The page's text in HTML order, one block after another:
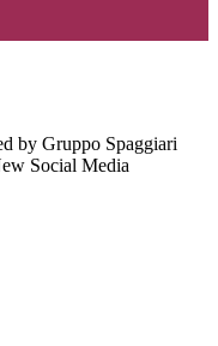
by Gruppo Spaggiari
Social Media